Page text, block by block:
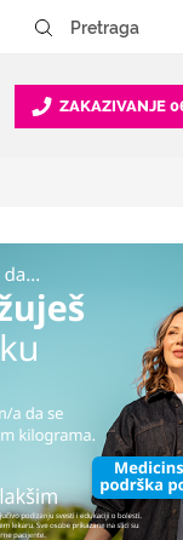
ZAKAZIVANJE